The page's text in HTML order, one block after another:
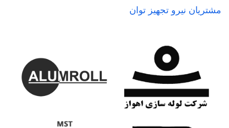
مشتریان نیرو تجهیز توان